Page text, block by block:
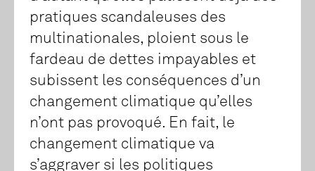
pratiques scandaleuses des
multinationales, ploient sous le
fardeau de dettes impayables et
subissent les conséquences d’un
changement climatique qu’elles
n’ont pas provoqué. En fait, le
changement climatique va
s’aggraver si les politiques